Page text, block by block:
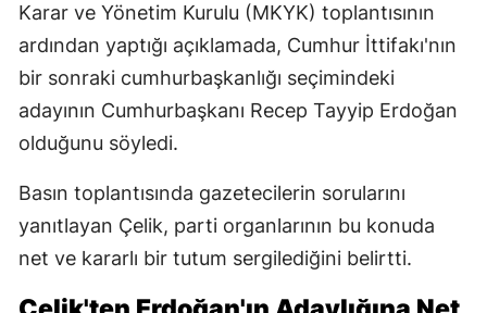
Karar ve Yönetim Kurulu (MKYK) toplantısının
ardından yaptığı açıklamada, Cumhur İttifakı'nın
bir sonraki cumhurbaşkanlığı seçimindeki
adayının Cumhurbaşkanı Recep Tayyip Erdoğan
olduğunu söyledi.
Basın toplantısında gazetecilerin sorularını
yanıtlayan Çelik, parti organlarının bu konuda
net ve kararlı bir tutum sergilediğini belirtti.